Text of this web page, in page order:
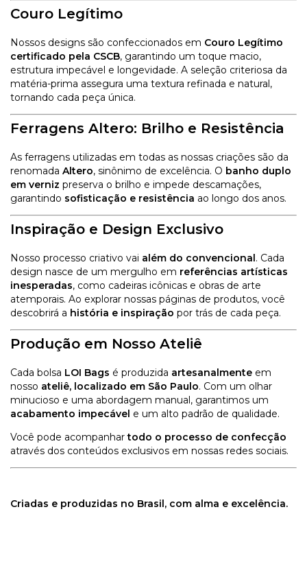
Couro Legítimo
Nossos designs são confeccionados em Couro Legítimo
certificado pela CSCB, garantindo um toque macio,
estrutura impecável e longevidade. A seleção criteriosa da
matéria-prima assegura uma textura refinada e natural,
tornando cada peça única.
Ferragens Altero: Brilho e Resistência
As ferragens utilizadas em todas as nossas criações são da
renomada Altero, sinônimo de excelência. O banho duplo
em verniz preserva o brilho e impede descamações,
garantindo sofisticação e resistência ao longo dos anos.
Inspiração e Design Exclusivo
Nosso processo criativo vai além do convencional. Cada
design nasce de um mergulho em referências artísticas
inesperadas, como cadeiras icônicas e obras de arte
atemporais. Ao explorar nossas páginas de produtos, você
descobrirá a história e inspiração por trás de cada peça.
Produção em Nosso Ateliê
Cada bolsa LOI Bags é produzida artesanalmente em
nosso ateliê, localizado em São Paulo. Com um olhar
minucioso e uma abordagem manual, garantimos um
acabamento impecável e um alto padrão de qualidade.
Você pode acompanhartodo o processo de confecção
através dos conteúdos exclusivos em nossas redes sociais.
Criadas e produzidas no Brasil, com alma e excelência.